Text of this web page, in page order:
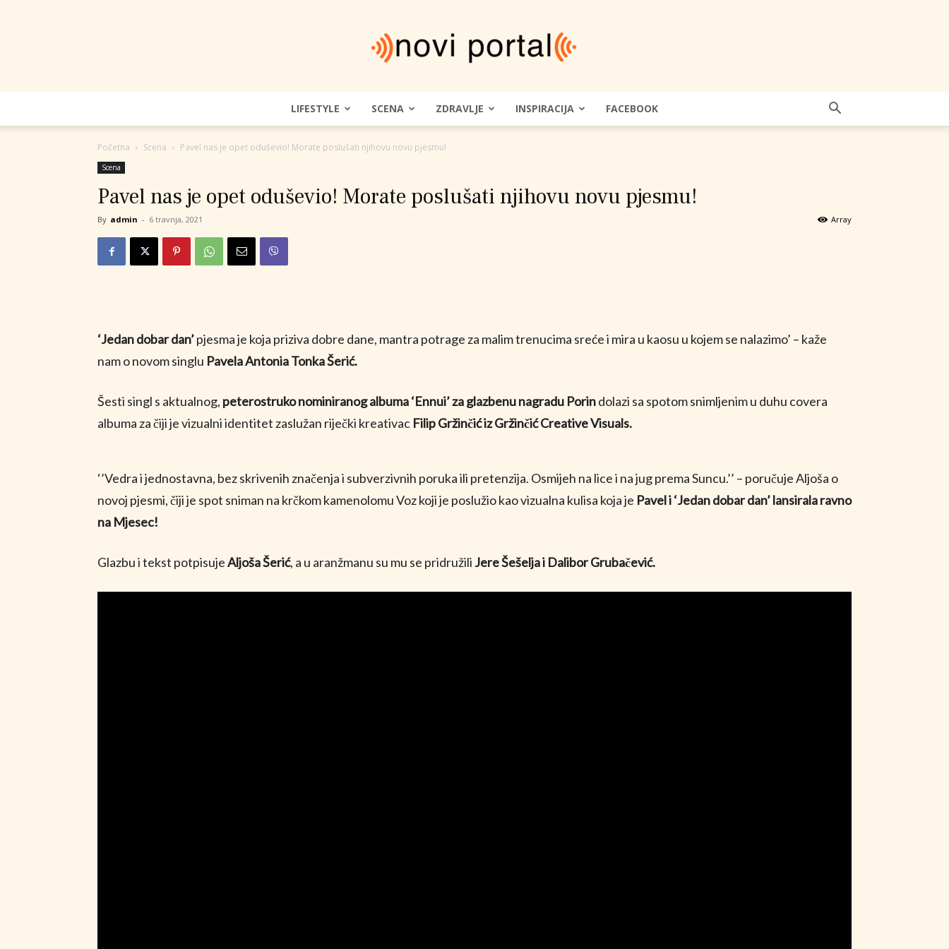
Novi
Portal
LIFESTYLE SCENA ZDRAVLJE INSPIRACIJA FACEBOOK
Početna Scena Pavel nas je opet oduševio! Morate poslušati njihovu novu pjesmu!
Scena
Pavel nas je opet oduševio! Morate poslušati njihovu novu pjesmu!
By admin - 6 travnja, 2021 Array
‘Jedan dobar dan’pjesma je koja priziva dobre dane, mantra potrage za malim trenucima sreće i mira u kaosu u kojem se nalazimo’ – kaže
nam o novom singlu Pavela Antonia Tonka Šerić.
Šesti singl s aktualnog, peterostruko nominiranog albuma ‘Ennui’ za glazbenu nagradu Porindolazi sa spotom snimljenim u duhu covera
albuma za čiji je vizualni identitet zaslužan riječki kreativac Filip Gržinčić iz Gržinčić Creative Visuals.
‘’Vedra i jednostavna, bez skrivenih značenja i subverzivnih poruka ili pretenzija. Osmijeh na lice i na jug prema Suncu.’’ – poručuje Aljoša o
novoj pjesmi, čiji je spot sniman na krčkom kamenolomu Voz koji je poslužio kao vizualna kulisa koja je Pavel i ‘Jedan dobar dan’ lansirala ravno
na Mjesec!
Glazbu i tekst potpisujeAljoša Šerić, a u aranžmanu su mu se pridružili Jere Šešelja i Dalibor Grubačević.